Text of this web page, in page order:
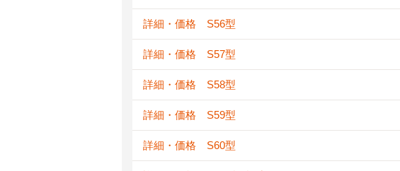
詳細・価格 S56型
詳細・価格 S57型
詳細・価格 S58型
詳細・価格 S59型
詳細・価格 S60型